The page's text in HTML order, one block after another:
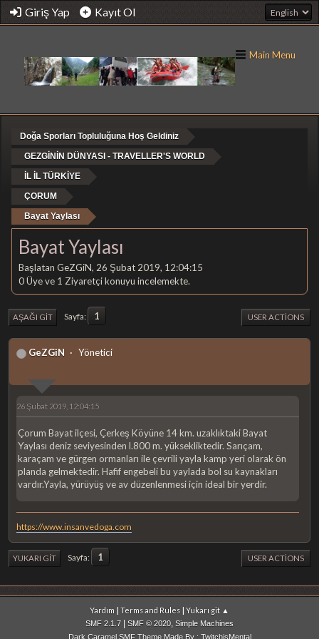
Giriş Yap Kayıt Ol
Main Menu
Doğa Sporları Topluluğuna Hoş Geldiniz
GEZGİNİN DÜNYASI - TRAVELLER'S WORLD
İL İL TÜRKİYE
ÇORUM
Bayat Yaylası
Bayat Yaylası
Başlatan GeZGiN, 26 Şubat 2019, 12:04:15
0 Üye ve 1 Ziyaretçi konuyu incelemekte.
AŞAĞI GIT Sayfa 1 USER ACTIONS
GeZGiN Yönetici
26 Şubat 2019, 12:04:15
Çorum Bayat ilçesi, Çerkeş Köyüne 14 km. uzaklıktaki Bayat
Yaylası deniz seviyesinden l.800 m. yüksekliktedir. Sarıçam,
karaçam ve gürgen ormanları ile çevrili yayla kamp yeri olarak ön
planda gelmektedir. Hafif engebeli bu yaylada bol su kaynakları
vardır.Yayla, yürüyüş ve av düzenlenmesi için ideal bir yerdir.
https://www.insanvedoga.com
YUKARI GIT Sayfa 1 USER ACTIONS
Yardım | Terms and Rules | Yukarı git ▲
SMF 2.1.7 SMF © 2020, Simple Machines
Dark Caramel SMF Theme Made By : TwitchisMental